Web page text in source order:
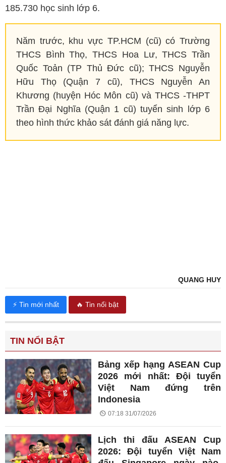
185.730 học sinh lớp 6.
Năm trước, khu vực TP.HCM (cũ) có Trường
THCS Bình Thọ, THCS Hoa Lư, THCS Trần
Quốc Toản (TP Thủ Đức cũ); THCS Nguyễn
Hữu Thọ (Quận 7 cũ), THCS Nguyễn An
Khương (huyện Hóc Môn cũ) và THCS -THPT
Trần Đại Nghĩa (Quận 1 cũ) tuyển sinh lớp 6
theo hình thức khảo sát đánh giá năng lực.
QUANG HUY
⚡ Tin mới nhất 🔥 Tin nổi bật
TIN NỔI BẬT
Bảng xếp hạng ASEAN Cup
2026 mới nhất: Đội tuyển
Việt Nam đứng trên
Indonesia
07:18 31/07/2026
Lịch thi đấu ASEAN Cup
2026: Đội tuyển Việt Nam